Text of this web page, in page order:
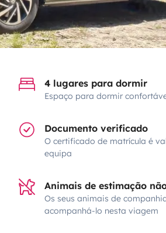
4 lugares para dormir
Espaço para dormir
Documento verificado
O certificado de matrícula é
equipa
Animais de estimação
Os seus animais de
acompanhá-lo nesta viagem